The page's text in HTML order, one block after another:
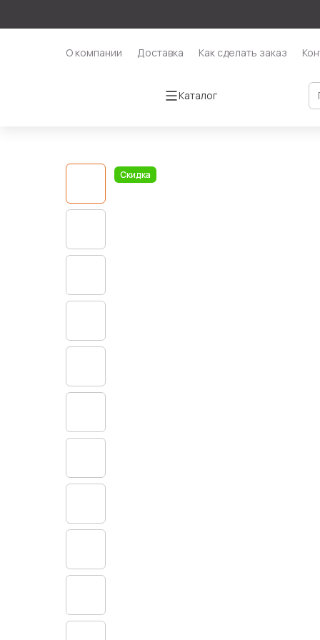
О компании Доставка Как сделать заказ
Каталог
Скидка